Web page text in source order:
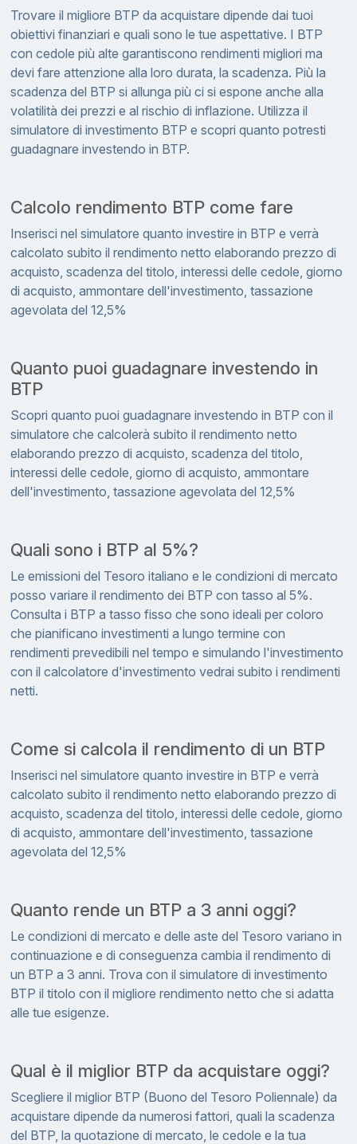
Trovare il migliore BTP da acquistare dipende dai tuoi
obiettivi finanziari e quali sono le tue aspettative. I BTP
con cedole più alte garantiscono rendimenti migliori ma
devi fare attenzione alla loro durata, la scadenza. Più la
scadenza del BTP si allunga più ci si espone anche alla
volatilità dei prezzi e al rischio di inflazione. Utilizza il
simulatore di investimento BTP e scopri quanto potresti
guadagnare investendo in BTP.
Calcolo rendimento BTP come fare
Inserisci nel simulatore quanto investire in BTP e verrà
calcolato subito il rendimento netto elaborando prezzo di
acquisto, scadenza del titolo, interessi delle cedole, giorno
di acquisto, ammontare dell'investimento, tassazione
agevolata del 12,5%
Quanto puoi guadagnare investendo in
BTP
Scopri quanto puoi guadagnare investendo in BTP con il
simulatore che calcolerà subito il rendimento netto
elaborando prezzo di acquisto, scadenza del titolo,
interessi delle cedole, giorno di acquisto, ammontare
dell'investimento, tassazione agevolata del 12,5%
Quali sono i BTP al 5%?
Le emissioni del Tesoro italiano e le condizioni di mercato
posso variare il rendimento dei BTP con tasso al 5%.
Consulta i BTP a tasso fisso che sono ideali per coloro
che pianificano investimenti a lungo termine con
rendimenti prevedibili nel tempo e simulando l'investimento
con il calcolatore d'investimento vedrai subito i rendimenti
netti.
Come si calcola il rendimento di un BTP
Inserisci nel simulatore quanto investire in BTP e verrà
calcolato subito il rendimento netto elaborando prezzo di
acquisto, scadenza del titolo, interessi delle cedole, giorno
di acquisto, ammontare dell'investimento, tassazione
agevolata del 12,5%
Quanto rende un BTP a 3 anni oggi?
Le condizioni di mercato e delle aste del Tesoro variano in
continuazione e di conseguenza cambia il rendimento di
un BTP a 3 anni. Trova con il simulatore di investimento
BTP il titolo con il migliore rendimento netto che si adatta
alle tue esigenze.
Qual è il miglior BTP da acquistare oggi?
Scegliere il miglior BTP (Buono del Tesoro Poliennale) da
acquistare dipende da numerosi fattori, quali la scadenza
del BTP, la quotazione di mercato, le cedole e la tua